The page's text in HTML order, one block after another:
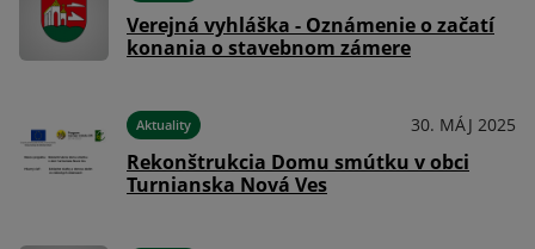
Verejná vyhláška - Oznámenie o začatí
konania o stavebnom zámere
Aktuality 30. MÁJ 2025
Rekonštrukcia Domu smútku v obci
Turnianska Nová Ves